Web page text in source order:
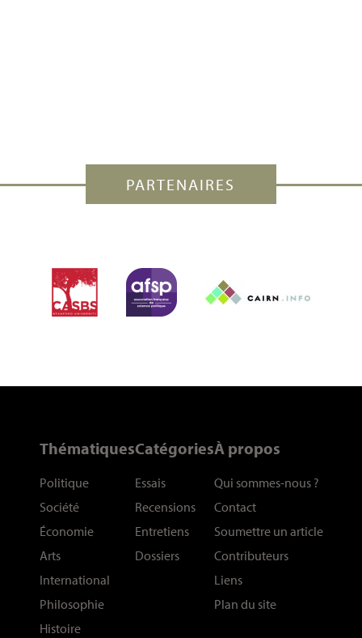
PARTENAIRES
Thématiques
Politique
Société
Économie
Arts
International
Philosophie
Histoire
Catégories
Essais
Recensions
Entretiens
Dossiers
À propos
Qui sommes-nous ?
Contact
Soumettre un article
Contributeurs
Liens
Plan du site